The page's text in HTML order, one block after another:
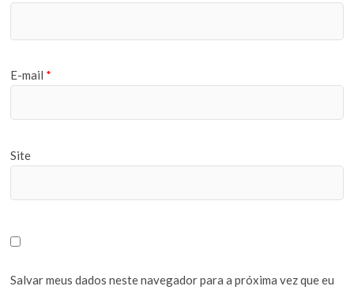
E-mail *
Site
Salvar meus dados neste navegador para a próxima vez que eu